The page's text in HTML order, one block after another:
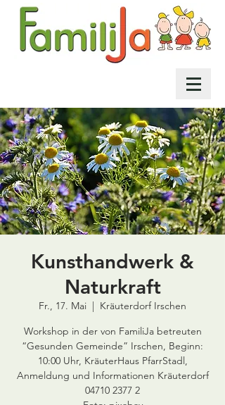
Kunsthandwerk &
Naturkraft
Fr., 17. Mai
  |
Kräuterdorf Irschen
Workshop in der von FamiliJa betreuten
“Gesunden Gemeinde” Irschen, Beginn:
10:00 Uhr, KräuterHaus PfarrStadl,
Anmeldung und Informationen Kräuterdorf
04710 2377 2